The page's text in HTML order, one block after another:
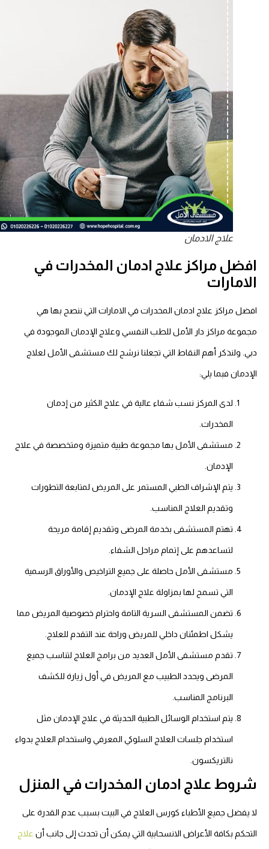
علاج الادمان
افضل مراكز علاج ادمان المخدرات في
الامارات
افضل مراكز علاج ادمان المخدرات في الامارات التي ننصح بها هي
مجموعة مراكز دار الأمل للطب النفسي وعلاج الإدمان الموجودة في
دبي. ولنذكر أهم النقاط التي تجعلنا نرشح لك مستشفى الأمل لعلاج
الإدمان فبما يلي:
لدى المركز نسب شفاء عالية في علاج الكثير من إدمان
المخدرات.
مستشفى الأمل بها مجموعة طبية متميزة ومتخصصة في علاج
الإدمان.
يتم الإشراف الطبي المستمر على المريض لمتابعة التطورات
وتقديم العلاج المناسب.
تهتم المستشفى بخدمة المرضى وتقديم إقامة مريحة
لتساعدهم على إتمام مراحل الشفاء.
مستشفى الأمل حاصلة على جميع التراخيص والأوراق الرسمية
التي تسمح لها بمزاولة علاج الإدمان.
تضمن المستشفى السرية التامة واحترام خصوصية المريض مما
يشكل اطمئنان داخلي للمريض وراحة عند التقدم للعلاج.
تقدم مستشفى الأمل العديد من برامج العلاج لتناسب جميع
المرضى ويحدد الطبيب مع المريض في أول زيارة للكشف
البرنامج المناسب.
يتم استخدام الوسائل الطبية الحديثة في علاج الإدمان مثل
استخدام جلسات العلاج السلوكي المعرفي واستخدام العلاج بدواء
نالتريكسون.
شروط علاج ادمان المخدرات في المنزل
لا يفضل جميع الأطباء كورس العلاج في البيت بسبب عدم القدرة على
التحكم بكافة الأعراض الانسحابية التي يمكن أن تحدث إلى جانب أن علاج